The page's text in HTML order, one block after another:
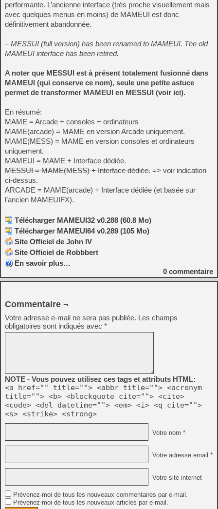
performante. L’ancienne interface (très proche visuellement mais
avec quelques menus en moins) de MAMEUI est donc
définitivement abandonnée.
– MESSUI (full version) has been renamed to MAMEUI. The old
MAMEUI interface has been retired.
A noter que MESSUI est à présent totalement fusionné dans
MAMEUI (qui conserve ce nom), seule une petite astuce
permet de transformer MAMEUI en MESSUI (voir ici).
En résumé:
MAME = Arcade + consoles + ordinateurs
MAME(arcade) = MAME en version Arcade uniquement.
MAME(MESS) = MAME en version consoles et ordinateurs
uniquement.
MAMEUI = MAME + Interface dédiée.
MESSUI = MAME(MESS) + Interface dédiée. => voir indication
ci-dessus.
ARCADE = MAME(arcade) + Interface dédiée (et basée sur
l’ancien MAMEUIFX).
Télécharger MAMEUI32 v0.288 (60.8 Mo)
Télécharger MAMEUI64 v0.289 (105 Mo)
Site Officiel de John IV
Site Officiel de Robbbert
En savoir plus…
0 commentaire
Commentaire ¬
Votre adresse e-mail ne sera pas publiée. Les champs
obligatoires sont indiqués avec *
NOTE - Vous pouvez utilisez ces tags et attributs HTML:
<a href="" title=""> <abbr title=""> <acronym
title=""> <b> <blockquote cite=""> <cite>
<code> <del datetime=""> <em> <i> <q cite="">
<s> <strike> <strong>
Votre nom *
Votre adresse email *
Votre site internet
Prévenez-moi de tous les nouveaux commentaires par e-mail.
Prévenez-moi de tous les nouveaux articles par e-mail.